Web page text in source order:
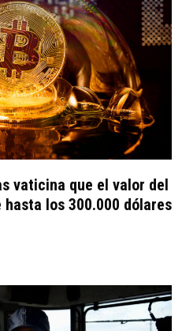
vaticina que el valor del
los 300.000 dólares